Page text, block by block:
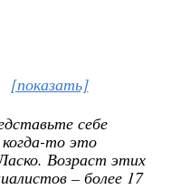
[показать]
себе
то это
Возраст этих
– более 17